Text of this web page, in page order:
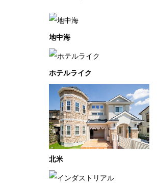
地中海
ホテルライク
北米